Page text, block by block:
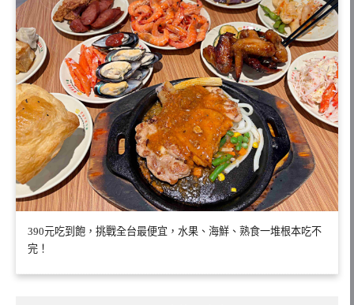
390元吃到飽，挑戰全台最便宜，水果、海鮮、熟食一堆根本吃不
完！